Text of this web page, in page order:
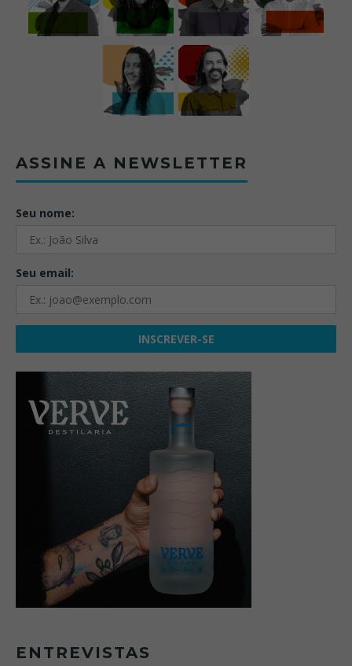
ASSINE A NEWSLETTER
Seu nome:
Seu email:
ENTREVISTAS